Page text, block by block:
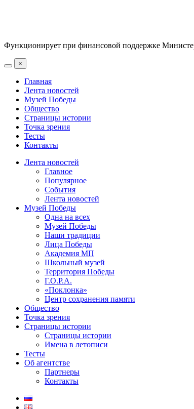
Функционирует при финансовой поддержке
×
Главная
Лента новостей
Музей Победы
Общество
Страницы истории
Точка зрения
Тесты
Контакты
Лента новостей
Главное
Популярное
События
Лента новостей
Музей Победы
Одна на всех
Музей Победы
Наши традиции
Лица Победы
Академия МП
Школьный музей
Территория Победы
Г.О.Р.А.
«Поклонка»
Центр сохранения памяти
Общество
Точка зрения
Страницы истории
Страницы истории
Имена в летописи
Тесты
Об агентстве
Партнеры
Контакты